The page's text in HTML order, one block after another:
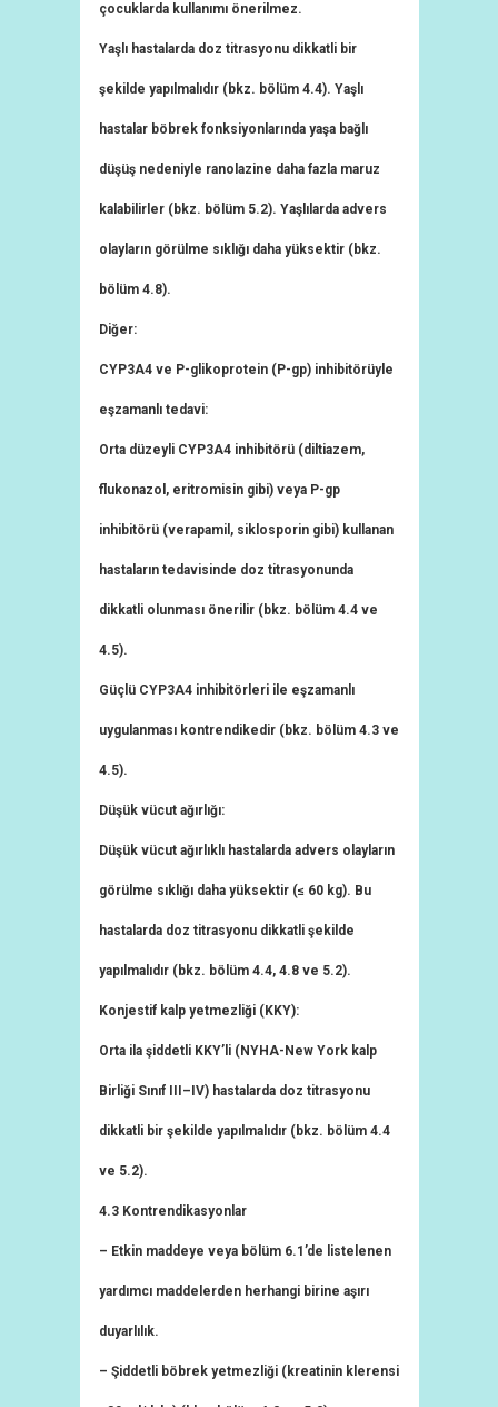
çocuklarda kullanımı önerilmez.
Yaşlı hastalarda doz titrasyonu dikkatli bir
şekilde yapılmalıdır (bkz. bölüm 4.4). Yaşlı
hastalar böbrek fonksiyonlarında yaşa bağlı
düşüş nedeniyle ranolazine daha fazla maruz
kalabilirler (bkz. bölüm 5.2). Yaşlılarda advers
olayların görülme sıklığı daha yüksektir (bkz.
bölüm 4.8).
Diğer:
CYP3A4 ve P-glikoprotein (P-gp) inhibitörüyle
eşzamanlı tedavi:
Orta düzeyli CYP3A4 inhibitörü (diltiazem,
flukonazol, eritromisin gibi) veya P-gp
inhibitörü (verapamil, siklosporin gibi) kullanan
hastaların tedavisinde doz titrasyonunda
dikkatli olunması önerilir (bkz. bölüm 4.4 ve
4.5).
Güçlü CYP3A4 inhibitörleri ile eşzamanlı
uygulanması kontrendikedir (bkz. bölüm 4.3 ve
4.5).
Düşük vücut ağırlığı:
Düşük vücut ağırlıklı hastalarda advers olayların
görülme sıklığı daha yüksektir (≤ 60 kg). Bu
hastalarda doz titrasyonu dikkatli şekilde
yapılmalıdır (bkz. bölüm 4.4, 4.8 ve 5.2).
Konjestif kalp yetmezliği (KKY):
Orta ila şiddetli KKY’li (NYHA-New York kalp
Birliği Sınıf III–IV) hastalarda doz titrasyonu
dikkatli bir şekilde yapılmalıdır (bkz. bölüm 4.4
ve 5.2).
4.3 Kontrendikasyonlar
– Etkin maddeye veya bölüm 6.1’de listelenen
yardımcı maddelerden herhangi birine aşırı
duyarlılık.
– Şiddetli böbrek yetmezliği (kreatinin klerensi